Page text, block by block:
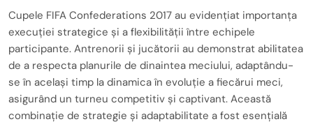
Cupele FIFA Confederations 2017 au evidențiat importanța
execuției strategice și a flexibilității între echipele
participante. Antrenorii și jucătorii au demonstrat abilitatea
de a respecta planurile de dinaintea meciului, adaptându-
se în același timp la dinamica în evoluție a fiecărui meci,
asigurând un turneu competitiv și captivant. Această
combinație de strategie și adaptabilitate a fost esențială